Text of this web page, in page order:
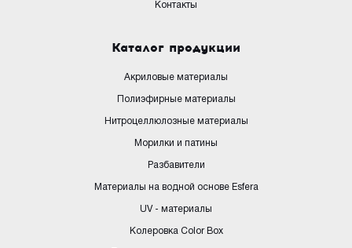
Контакты
Каталог продукции
Акриловые материалы
Полиэфирные материалы
Нитроцеллюлозные материалы
Морилки и патины
Разбавители
Материалы на водной основе Esfera
UV - материалы
Колеровка Color Box